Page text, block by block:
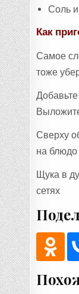
Соль
Как
Самое
тоже
Сверху
на блюдо
Щука в
сетях